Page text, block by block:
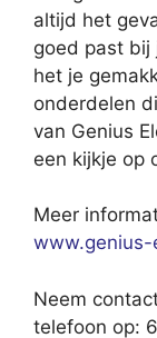
altijd het
goed past bij
het je
onderdelen
van Genius
een kijkje op
Meer
www.genius-
Neem
telefoon op: